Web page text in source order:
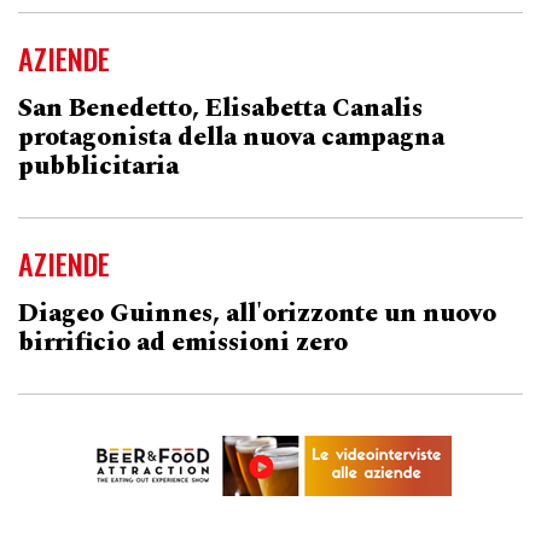
AZIENDE
San Benedetto, Elisabetta Canalis
protagonista della nuova campagna
pubblicitaria
AZIENDE
Diageo Guinnes, all'orizzonte un nuovo
birrificio ad emissioni zero